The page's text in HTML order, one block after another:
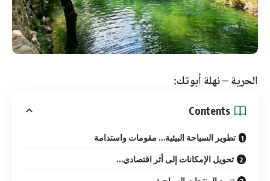
الحرية – نهلة أبوتك:
Contents
تطوير السياحة البيئية… مقومات واستدامة
تحويل الإمكانات إلى أثر اقتصادي…